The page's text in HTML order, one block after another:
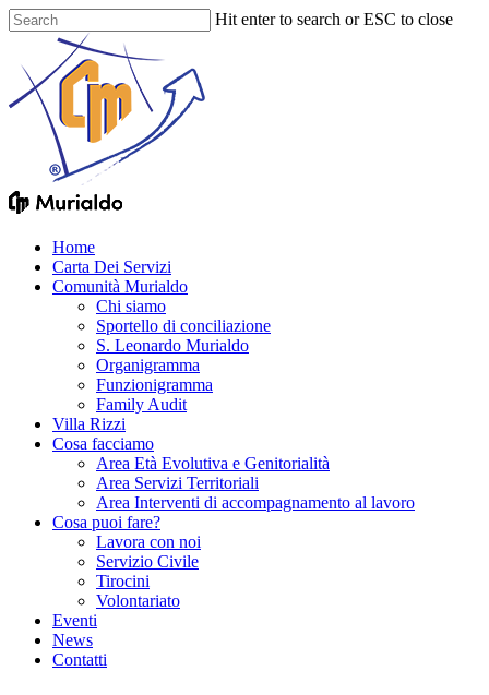
Skip
to
content
Hit enter to search or ESC to close
Menu
Home
Carta Dei Servizi
Comunità Murialdo
Chi siamo
Sportello di conciliazione
S. Leonardo Murialdo
Organigramma
Funzionigramma
Family Audit
Villa Rizzi
Cosa facciamo
Area Età Evolutiva e Genitorialità
Area Servizi Territoriali
Area Interventi di accompagnamento al lavoro
Cosa puoi fare?
Lavora con noi
Servizio Civile
Tirocini
Volontariato
Eventi
News
Contatti